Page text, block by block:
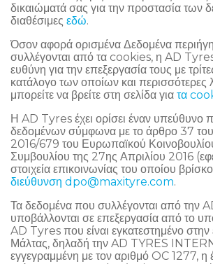
δικαιώματά σας για την προστασία των
διαθέσιμες εδώ.
Όσον αφορά ορισμένα Δεδομένα
συλλέγονται από τα cookies, η AD Tyres
ευθύνη για την επεξεργασία τους με
κατάλογο των οποίων και περισσότερες
μπορείτε να βρείτε στη σελίδα για τα
Η AD Tyres έχει ορίσει έναν υπεύθυνο
δεδομένων σύμφωνα με το άρθρο 37
2016/679 του Ευρωπαϊκού
Συμβουλίου της 27ης Απριλίου 2016
στοιχεία επικοινωνίας του οποίου
διεύθυνση dpo@maxityre.com.
Τα δεδομένα που συλλέγονται από την
υποβάλλονται σε επεξεργασία από το
AD Tyres που είναι εγκατεστημένο στην
Μάλτας, δηλαδή την AD TYRES
εγγεγραμμένη με τον αριθμό OC 1277, η